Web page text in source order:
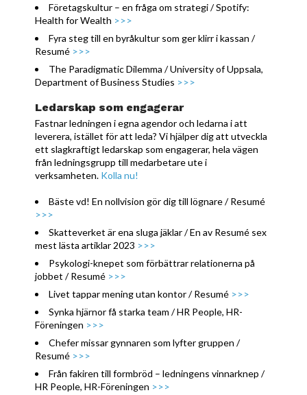
Företagskultur – en fråga om strategi / Spotify:
Health for Wealth >>>
Fyra steg till en byråkultur som ger klirr i kassan /
Resumé >>>
The Paradigmatic Dilemma / University of Uppsala,
Department of Business Studies >>>
Ledarskap som engagerar
Fastnar ledningen i egna agendor och ledarna i att
leverera, istället för att leda? Vi hjälper dig att utveckla
ett slagkraftigt ledarskap som engagerar, hela vägen
från ledningsgrupp till medarbetare ute i
verksamheten. Kolla nu!
Bäste vd! En nollvision gör dig till lögnare / Resumé
>>>
Skatteverket är ena sluga jäklar / En av Resumé sex
mest lästa artiklar 2023 >>>
Psykologi-knepet som förbättrar relationerna på
jobbet / Resumé >>>
Livet tappar mening utan kontor / Resumé>>>
Synka hjärnor få starka team / HR People, HR-
Föreningen >>>
Chefer missar gynnaren som lyfter gruppen /
Resumé >>>
Från fakiren till formbröd – ledningens vinnarknep /
HR People, HR-Föreningen >>>